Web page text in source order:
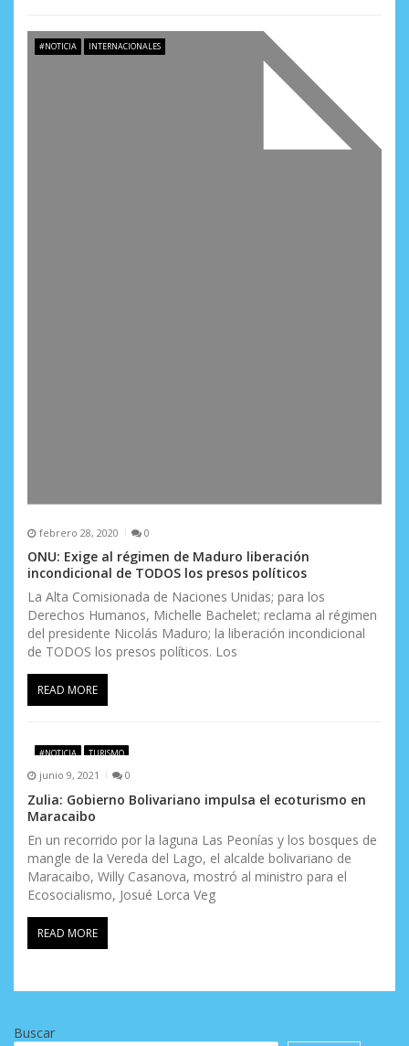
#NOTICIA INTERNACIONALES
febrero 28, 2020 0
ONU: Exige al régimen de Maduro liberación
incondicional de TODOS los presos políticos
La Alta Comisionada de Naciones Unidas; para los
Derechos Humanos, Michelle Bachelet; reclama al régimen
del presidente Nicolás Maduro; la liberación incondicional
de TODOS los presos políticos. Los
READ MORE
#NOTICIA TURISMO
junio 9, 2021 0
Zulia: Gobierno Bolivariano impulsa el ecoturismo en
Maracaibo
En un recorrido por la laguna Las Peonías y los bosques de
mangle de la Vereda del Lago, el alcalde bolivariano de
Maracaibo, Willy Casanova, mostró al ministro para el
Ecosocialismo, Josué Lorca Veg
READ MORE
Buscar